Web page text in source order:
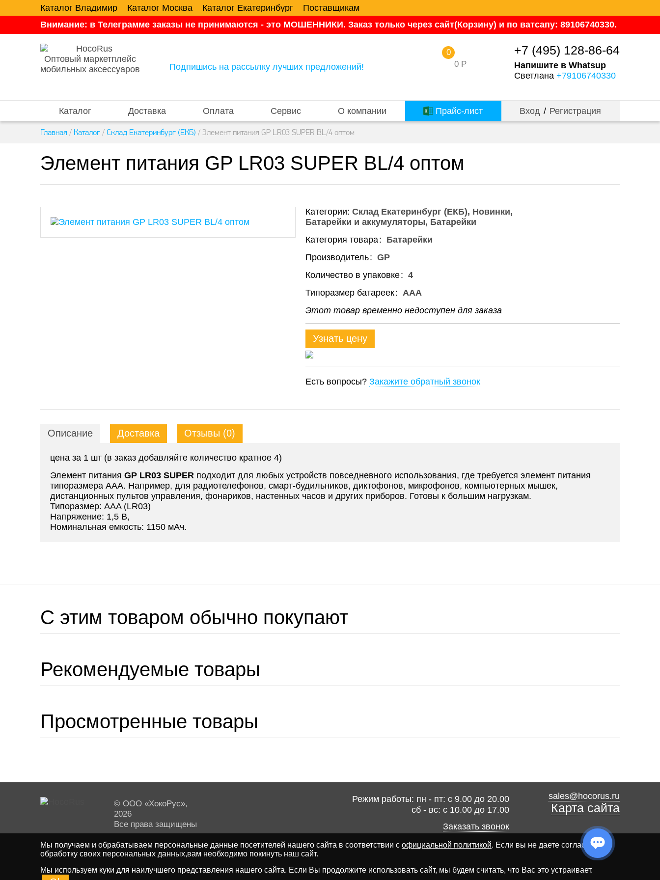
Каталог Владимир Каталог Москва Каталог Екатеринбург
Поставщикам
Внимание: в Телеграмме заказы не принимаются - это МОШЕННИКИ. Заказ только через сайт(Корзину) и по ватсапу: 89106740330.
Оптовый маркетплейс
мобильных аксессуаров
Подпишись на рассылку лучших предложений! 0 Р
0 +7 (495) 128-86-64
Напишите в Whatsup
Светлана +79106740330
Каталог Доставка Оплата Сервис О компании Прайс-лист Вход / Регистрация
Главная / Каталог / Склад Екатеринбург (ЕКБ) / Элемент питания GP LR03 SUPER BL/4 оптом
Элемент питания GP LR03 SUPER BL/4 оптом
Категории: Склад Екатеринбург (ЕКБ) Новинки
Батарейки и аккумуляторы Батарейки
Категория товара
Батарейки
Производитель GP
Количество в упаковке 4
Типоразмер батареек ААА
Этот товар временно недоступен для заказа
Узнать цену
Есть вопросы? Закажите обратный звонок
Описание Доставка Отзывы (0)
цена за 1 шт (в заказ добавляйте количество кратное 4)
Элемент питания GP LR03 SUPER подходит для любых устройств повседневного использования, где требуется элемент питания
типоразмера ААА. Например, для радиотелефонов, смарт-будильников, диктофонов, микрофонов, компьютерных мышек,
дистанционных пультов управления, фонариков, настенных часов и других приборов. Готовы к большим нагрузкам.
Типоразмер: AAA (LR03)
Напряжение: 1,5 В,
Номинальная емкость: 1150 мАч.
C этим товаром обычно покупают
Рекомендуемые товары
Просмотренные товары
© ООО «ХокоРус»,
2026
Все права защищены
Режим работы: пн - пт: с 9.00 до 20.00
сб - вс: с 10.00 до 17.00
Заказать звонок
sales@hocorus.ru
Карта сайта
Мы получаем и обрабатываем персональные данные посетителей нашего сайта в соответствии с официальной политикой. Если вы не даете согласия на
обработку своих персональных данных,вам необходимо покинуть наш сайт.
Мы используем куки для наилучшего представления нашего сайта. Если Вы продолжите использовать сайт, мы будем считать, что Вас это устраивает.